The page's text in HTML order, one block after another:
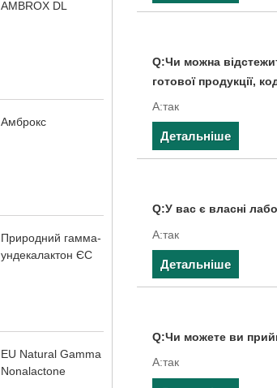
AMBROX DL
Амброкс
Природний гамма-
ундекалактон ЄС
EU Natural Gamma
Nonalactone
Q:Чи можна
готової продукції,
A:так
Детальніше
Q:У вас є власні
A:так
Детальніше
Q:Чи можете ви
A:так